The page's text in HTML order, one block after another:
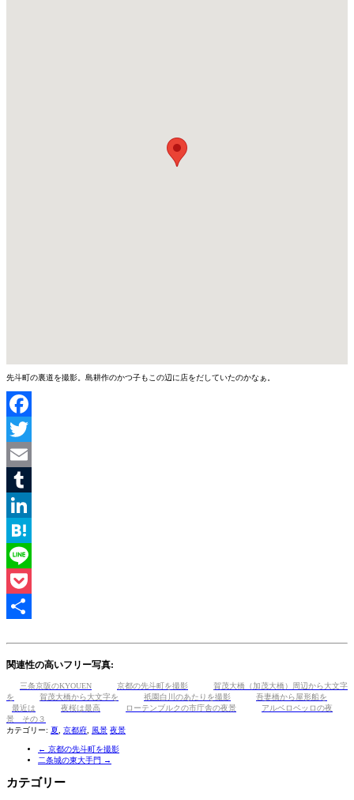
先斗町の裏道を撮影。島耕作のかつ子もこの辺に店をだしていたのかなぁ。
Facebook
Twitter
Email
Tumblr
LinkedIn
Hatena
Line
Pocket
関連性の高いフリー写真:
三条京阪のKYOUEN 京都の先斗町を撮影
賀茂大橋（加茂大橋）周辺から大文字
を
賀茂大橋から大文字を 祇園白川のあたりを撮影
吾妻橋から屋形船を
最近は
夜桜は最高 ローテンブルクの市庁舎の夜景
アルベロベッロの夜
景 その３
カテゴリー: 夏 京都府 風景 夜景
← 京都の先斗町を撮影
二条城の東大手門 →
カテゴリー